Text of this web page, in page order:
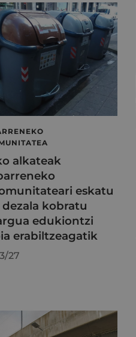
alkateak
eskatu
dezala kobratu
edukiontzi
erabiltzeagatik
27